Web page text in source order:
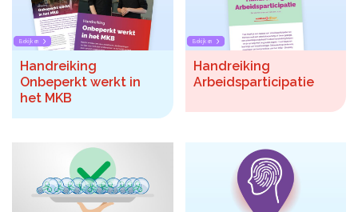
Bekijken
Handreiking
Onbeperkt werkt in
het MKB
Bekijken
Handreiking
Arbeidsparticipatie